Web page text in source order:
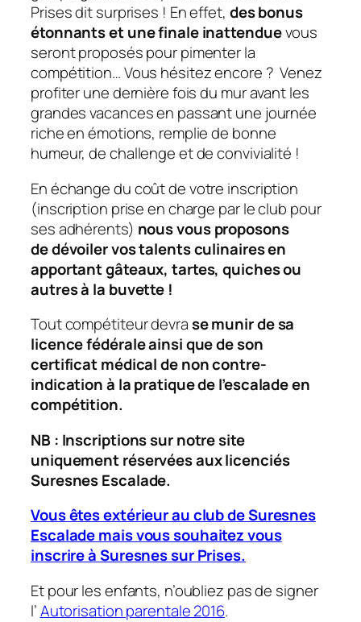
Prises dit surprises ! En effet, des bonus
étonnants et une finale inattenduevous
seront proposés pour pimenter la
compétition… Vous hésitez encore ? Venez
profiter une dernière fois du mur avant les
grandes vacances en passant une journée
riche en émotions, remplie de bonne
humeur, de challenge et de convivialité !
En échange du coût de votre inscription
(inscription prise en charge par le club pour
ses adhérents) nous vous proposons
de dévoiler vos talents culinaires en
apportant gâteaux, tartes, quiches ou
autres à la buvette !
Tout compétiteur devrase munir de sa
licence fédérale ainsi que de son
certificat médical de non contre-
indication à la pratique de l’escalade en
compétition.
NB : Inscriptions sur notre site
uniquement réservées aux licenciés
Suresnes Escalade.
Vous êtes extérieur au club de Suresnes
Escalade mais vous souhaitez vous
inscrire à Suresnes sur Prises.
Et pour les enfants, n’oubliez pas de signer
l’Autorisation parentale 2016.